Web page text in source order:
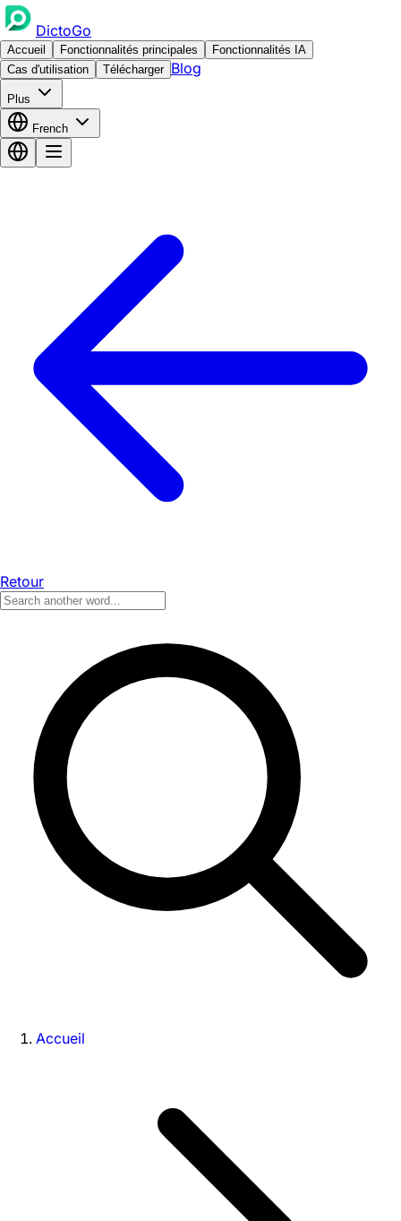
DictoGo
Accueil Fonctionnalités principales
Fonctionnalités IA
Cas d'utilisation
Télécharger Blog
Plus
French
Retour
Accueil